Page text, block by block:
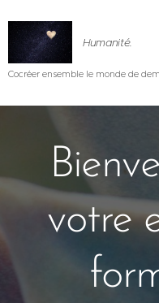
Humanité.
Cocréer ensemble le monde de
votre